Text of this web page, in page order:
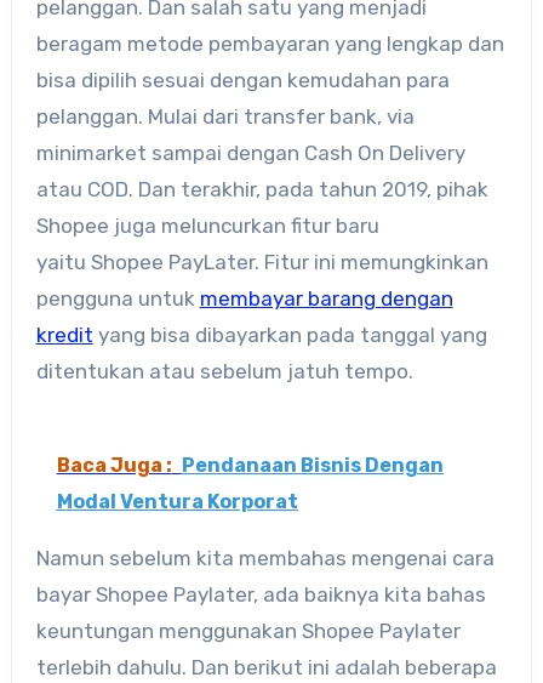
pelanggan. Dan salah satu yang menjadi
beragam metode pembayaran yang lengkap dan
bisa dipilih sesuai dengan kemudahan para
pelanggan. Mulai dari transfer bank, via
minimarket sampai dengan Cash On Delivery
atau COD. Dan terakhir, pada tahun 2019, pihak
Shopee juga meluncurkan fitur baru
yaitu Shopee PayLater. Fitur ini memungkinkan
pengguna untuk membayar barang dengan
kredit yang bisa dibayarkan pada tanggal yang
ditentukan atau sebelum jatuh tempo.
Baca Juga :
Pendanaan Bisnis Dengan
Modal Ventura Korporat
Namun sebelum kita membahas mengenai cara
bayar Shopee Paylater, ada baiknya kita bahas
keuntungan menggunakan Shopee Paylater
terlebih dahulu. Dan berikut ini adalah beberapa